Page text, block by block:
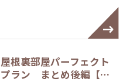
屋根裏部屋パーフェクト
プラン まとめ後編【…